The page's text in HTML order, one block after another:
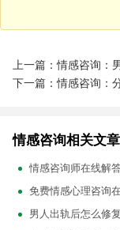
上一篇：情感咨询：
下一篇：情感咨询：
情感咨询相关文章
情感咨询师在线解
免费情感心理咨询
男人出轨后怎么修